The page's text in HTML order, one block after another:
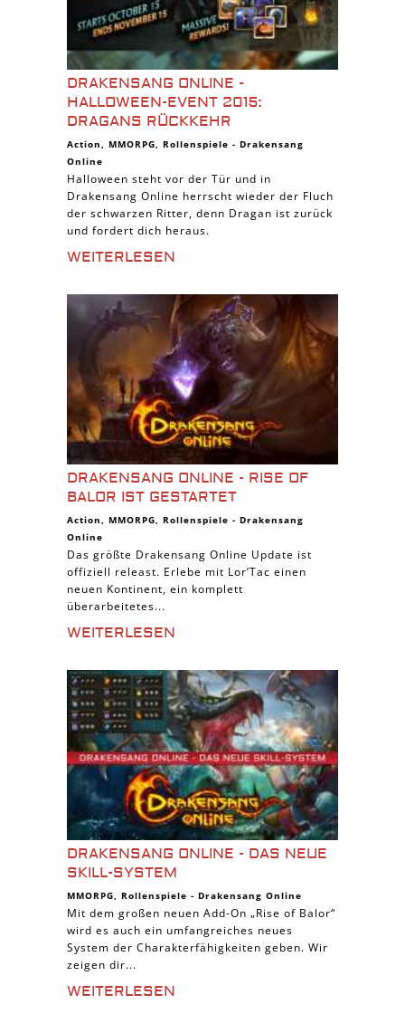
DRAKENSANG ONLINE -
HALLOWEEN-EVENT 2015:
DRAGANS RÜCKKEHR
Action, MMORPG, Rollenspiele - Drakensang
Online
Halloween steht vor der Tür und in
Drakensang Online herrscht wieder der Fluch
der schwarzen Ritter, denn Dragan ist zurück
und fordert dich heraus.
WEITERLESEN
DRAKENSANG ONLINE - RISE OF
BALOR IST GESTARTET
Action, MMORPG, Rollenspiele - Drakensang
Online
Das größte Drakensang Online Update ist
offiziell releast. Erlebe mit Lor’Tac einen
neuen Kontinent, ein komplett
überarbeitetes...
WEITERLESEN
DRAKENSANG ONLINE - DAS NEUE
SKILL-SYSTEM
MMORPG, Rollenspiele - Drakensang Online
Mit dem großen neuen Add-On „Rise of Balor“
wird es auch ein umfangreiches neues
System der Charakterfähigkeiten geben. Wir
zeigen dir...
WEITERLESEN